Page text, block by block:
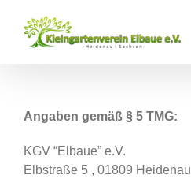
Inhalt
springen
Angaben gemäß § 5 TMG:
KGV “Elbaue” e.V.
Elbstraße 5 , 01809 Heidenau